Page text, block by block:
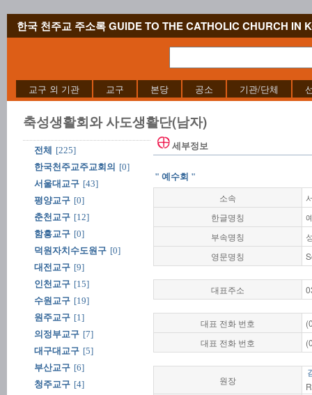
한국 천주교 주소록 GUIDE TO THE CATHOLIC CHURCH IN
교구 외 기관 교구 본당 공소 기관/단체
축성생활회와 사도생활단(남자)
전체
[225]
한국천주교주교회의 [0]
서울대교구 [43]
평양교구 [0]
춘천교구 [12]
함흥교구 [0]
덕원자치수도원구 [0]
대전교구 [9]
인천교구 [15]
수원교구 [19]
원주교구 [1]
의정부교구 [7]
대구대교구 [5]
부산교구 [6]
청주교구 [4]
세부정보
" 예수회 "
소속
한글명칭
부속명칭
영문명칭
대표주소
대표 전화 번호
대표 전화 번호
원장